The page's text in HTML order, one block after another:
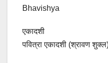
Bhavishya
एकादशी
पवित्रा एकादशी (श्रावण